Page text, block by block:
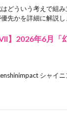
どういう考えで組
先かを詳細に解説
VII】2026年6月
シャイ